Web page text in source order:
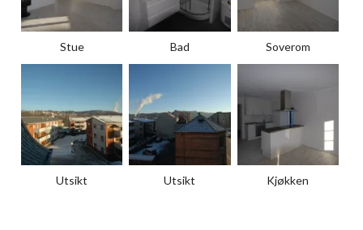
Stue Bad Soverom
Utsikt Utsikt Kjøkken